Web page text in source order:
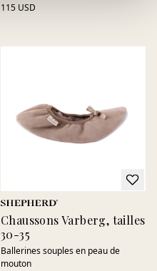
115 USD
Chaussons Varberg, tailles
30-35
Ballerines souples en peau de
mouton